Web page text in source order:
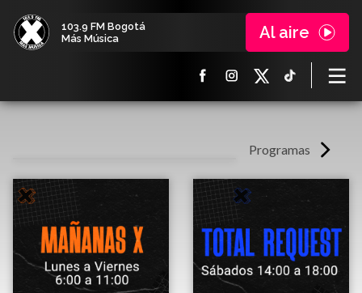
103.9 FM Bogotá
Más Música
Al aire
Programas